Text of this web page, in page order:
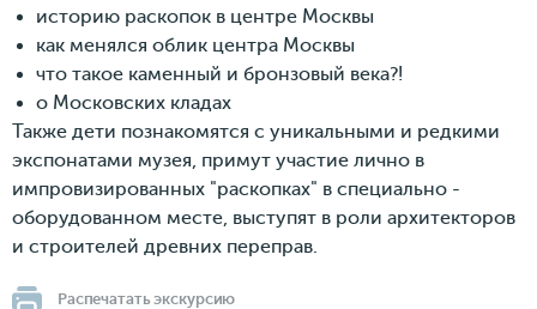
историю раскопок в центре Москвы
как менялся облик центра Москвы
что такое каменный и бронзовый века?!
о Московских кладах
Также дети познакомятся с уникальными и редкими
экспонатами музея, примут участие лично в
импровизированных "раскопках" в специально -
оборудованном месте, выступят в роли архитекторов
и строителей древних переправ.
Распечатать экскурсию